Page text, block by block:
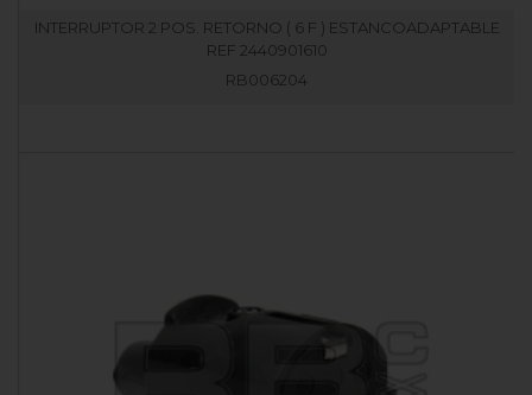
INTERRUPTOR 2 POS. RETORNO ( 6 F ) ESTANCOADAPTABLE
REF 2440901610
RB006204